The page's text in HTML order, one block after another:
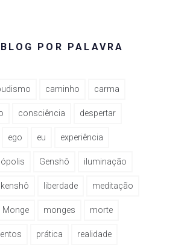
POR PALAVRA
caminho carma
consciência despertar
ego eu experiência
Genshô iluminação
kenshô liberdade meditação
Monge monges morte
prática realidade